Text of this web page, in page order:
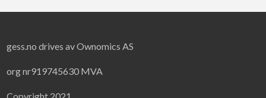
gess.no drives av Ownomics AS
org nr919745630 MVA